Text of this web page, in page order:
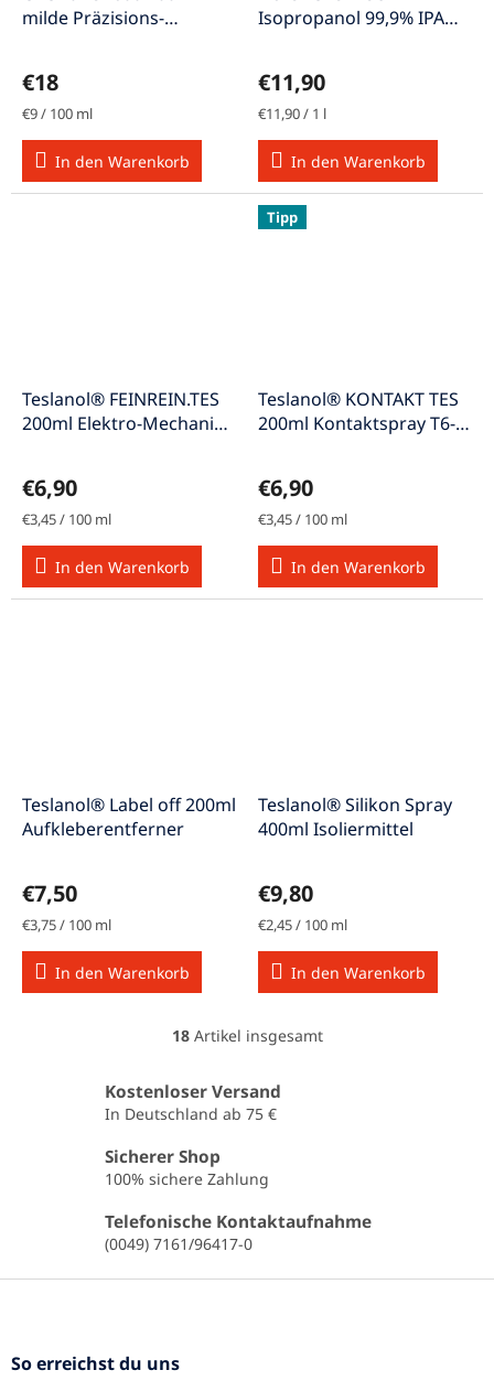
milde Präzisions-
€18
Verkaufspreis:
€9 / 100 ml
In den Warenkorb
Isopropanol 99,9% IPA
€11,90
Verkaufspreis:
€11,90 / 1 l
In den Warenkorb
Teslanol® FEINREIN.TES
200ml Elektro-Mechanik-
€6,90
Verkaufspreis:
€3,45 / 100 ml
In den Warenkorb
Tipp
Teslanol® KONTAKT TES
200ml Kontaktspray T6-
€6,90
Verkaufspreis:
€3,45 / 100 ml
In den Warenkorb
Teslanol® Label off 200ml
Aufkleberentferner
€7,50
Verkaufspreis:
€3,75 / 100 ml
In den Warenkorb
Teslanol® Silikon Spray
400ml Isoliermittel
€9,80
Verkaufspreis:
€2,45 / 100 ml
In den Warenkorb
S
e
u
e
e
l
e
m
e
n
18Artikel insgesamt
Kostenloser Versand
In Deutschland ab 75 €
Sicherer Shop
100% sichere Zahlung
Telefonische Kontaktaufnahme
(0049) 7161/96417-0
F
So erreichst du uns